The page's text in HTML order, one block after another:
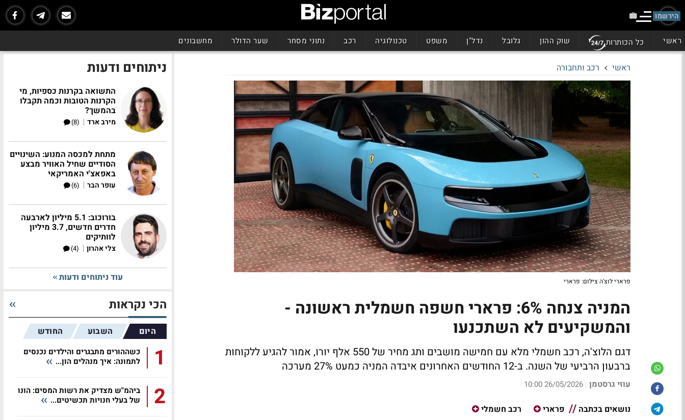
הירשמו
ראשי כל הכותרות שוק ההון גלובל נדל"ן משפט טכנולוגיה רכב נתוני מסחר שער הדולר מחשבונים
ראשי רכב ותחבורה
פרארי לוצ'ה צילום: פרארי
המניה צנחה 6%: פרארי חשפה חשמלית ראשונה -
והמשקיעים לא השתכנעו
דגם הלוצ'ה, רכב חשמלי מלא עם חמישה מושבים ותג מחיר של 550 אלף יורו, אמור להגיע ללקוחות
ברבעון הרביעי של השנה. ב-12 החודשים האחרונים איבדה המניה כמעט 27% מערכה
עוזי גרסטמן |
26/05/2026 10:00
נושאים בכתבה פרארי רכב חשמלי
ניתוחים ודעות
התשואה בקרנות כספיות, מי
הקרנות הטובות וכמה תקבלו
בהמשך?
מירב ארד |
(8)
מתחת למכסה המנוע: השינויים
הסודיים שחיל האוויר מבצע
באפאצ'י האמריקאי
עופר הבר |
(6)
בורוכוב: 5.1 מיליון לארבעה
חדרים חדשים, 3.7 מיליון
לוותיקים
צלי אהרון |
(4)
עוד ניתוחים ודעות
הכי נקראות
היום השבוע החודש
1
כשההורים מתבגרים והילדים נכנסים
לתמונה: איך מנהלים הון...
2
ביהמ"ש מצדיק את רשות המסים: הונו
של בעלי חנויות תכשיטים...